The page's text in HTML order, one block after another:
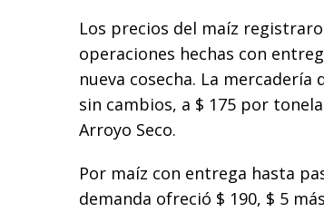
Los precios del maíz
operaciones hechas con
nueva cosecha. La
sin cambios, a $ 175 por
Arroyo Seco.
Por maíz con entrega hasta
demanda ofreció $ 190, $ 5